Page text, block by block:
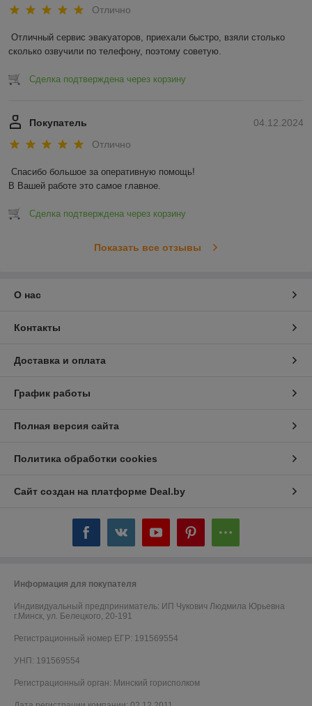
Отлично
Отличный сервис эвакуаторов, приехали быстро, взяли столько
сколько озвучили по телефону, поэтому советую.
Сделка подтверждена через корзину
04.12.2024
Покупатель
Отлично
Спасибо большое за оперативную помощь!
В Вашей работе это самое главное.
Сделка подтверждена через корзину
Показать все отзывы
О нас
Контакты
Доставка и оплата
График работы
Полная версия сайта
Политика обработки cookies
Сайт создан на платформе Deal.by
Информация для покупателя
Индивидуальный предприниматель: ИП Чукович Людмила Юрьевна
г.Минск, ул. Белецкого, 20-191
Регистрационный номер ЕГР: 191569554
УНП: 191569554
Регистрационный орган: Минский горисполком